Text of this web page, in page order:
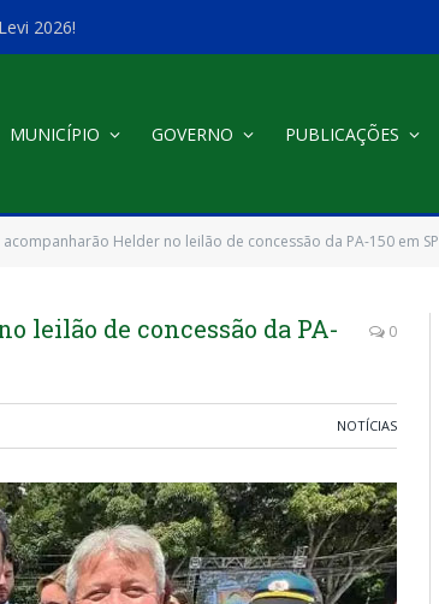
2026!
MUNICÍPIO GOVERNO PUBLICAÇÕES
acompanharão Helder no leilão de concessão da PA-150 em SP
leilão de concessão da PA-
0
NOTÍCIAS